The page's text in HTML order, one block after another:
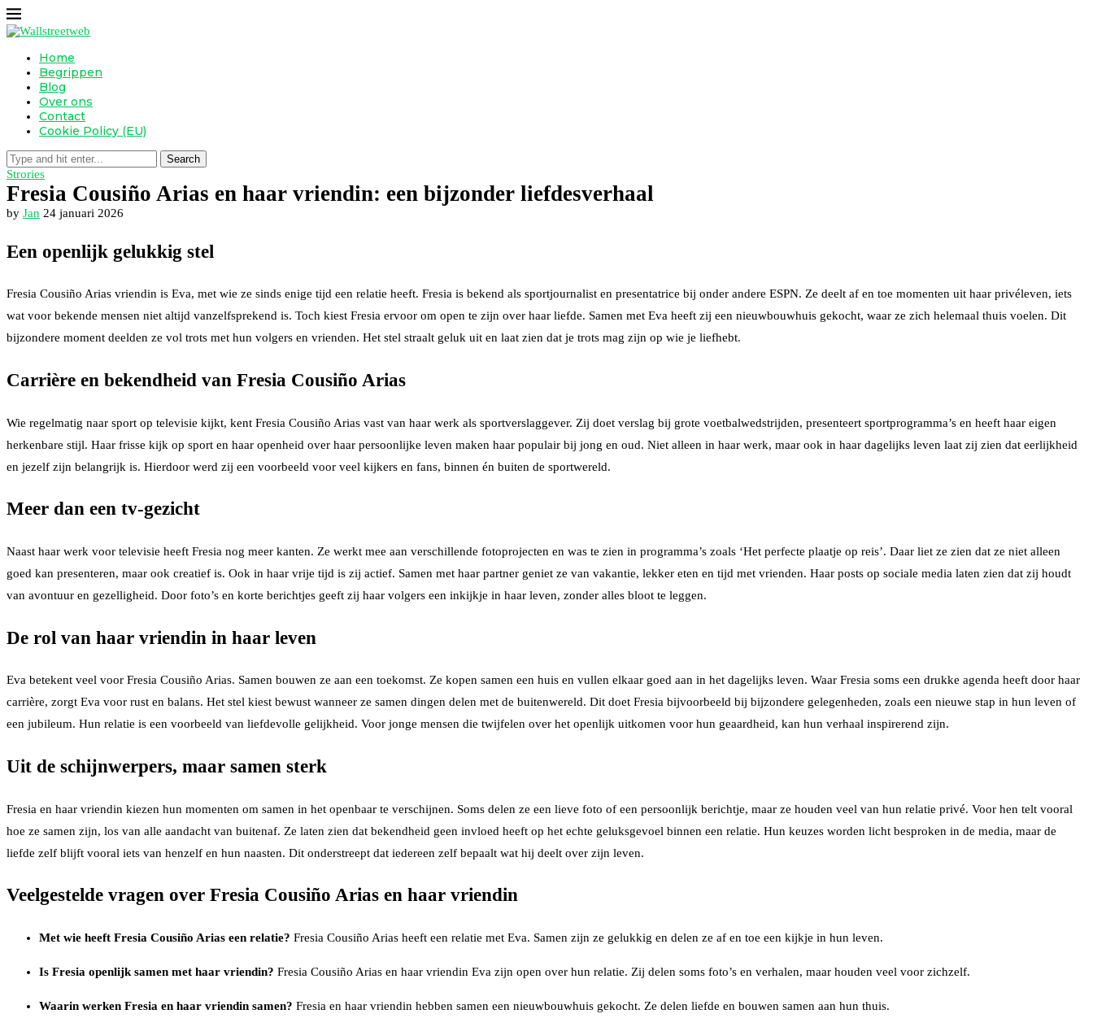
Home
Begrippen
Blog
Over ons
Contact
Cookie Policy (EU)
Search
Strories
Fresia Cousiño Arias en haar vriendin: een bijzonder liefdesverhaal
by Jan 24 januari 2026
Een openlijk gelukkig stel
Fresia Cousiño Arias vriendin is Eva, met wie ze sinds enige tijd een relatie heeft. Fresia is bekend als sportjournalist en presentatrice bij onder andere ESPN. Ze deelt af en toe momenten uit haar privéleven, iets
wat voor bekende mensen niet altijd vanzelfsprekend is. Toch kiest Fresia ervoor om open te zijn over haar liefde. Samen met Eva heeft zij een nieuwbouwhuis gekocht, waar ze zich helemaal thuis voelen. Dit
bijzondere moment deelden ze vol trots met hun volgers en vrienden. Het stel straalt geluk uit en laat zien dat je trots mag zijn op wie je liefhebt.
Carrière en bekendheid van Fresia Cousiño Arias
Wie regelmatig naar sport op televisie kijkt, kent Fresia Cousiño Arias vast van haar werk als sportverslaggever. Zij doet verslag bij grote voetbalwedstrijden, presenteert sportprogramma’s en heeft haar eigen
herkenbare stijl. Haar frisse kijk op sport en haar openheid over haar persoonlijke leven maken haar populair bij jong en oud. Niet alleen in haar werk, maar ook in haar dagelijks leven laat zij zien dat eerlijkheid
en jezelf zijn belangrijk is. Hierdoor werd zij een voorbeeld voor veel kijkers en fans, binnen én buiten de sportwereld.
Meer dan een tv-gezicht
Naast haar werk voor televisie heeft Fresia nog meer kanten. Ze werkt mee aan verschillende fotoprojecten en was te zien in programma’s zoals ‘Het perfecte plaatje op reis’. Daar liet ze zien dat ze niet alleen
goed kan presenteren, maar ook creatief is. Ook in haar vrije tijd is zij actief. Samen met haar partner geniet ze van vakantie, lekker eten en tijd met vrienden. Haar posts op sociale media laten zien dat zij houdt
van avontuur en gezelligheid. Door foto’s en korte berichtjes geeft zij haar volgers een inkijkje in haar leven, zonder alles bloot te leggen.
De rol van haar vriendin in haar leven
Eva betekent veel voor Fresia Cousiño Arias. Samen bouwen ze aan een toekomst. Ze kopen samen een huis en vullen elkaar goed aan in het dagelijks leven. Waar Fresia soms een drukke agenda heeft door haar
carrière, zorgt Eva voor rust en balans. Het stel kiest bewust wanneer ze samen dingen delen met de buitenwereld. Dit doet Fresia bijvoorbeeld bij bijzondere gelegenheden, zoals een nieuwe stap in hun leven of
een jubileum. Hun relatie is een voorbeeld van liefdevolle gelijkheid. Voor jonge mensen die twijfelen over het openlijk uitkomen voor hun geaardheid, kan hun verhaal inspirerend zijn.
Uit de schijnwerpers, maar samen sterk
Fresia en haar vriendin kiezen hun momenten om samen in het openbaar te verschijnen. Soms delen ze een lieve foto of een persoonlijk berichtje, maar ze houden veel van hun relatie privé. Voor hen telt vooral
hoe ze samen zijn, los van alle aandacht van buitenaf. Ze laten zien dat bekendheid geen invloed heeft op het echte geluksgevoel binnen een relatie. Hun keuzes worden licht besproken in de media, maar de
liefde zelf blijft vooral iets van henzelf en hun naasten. Dit onderstreept dat iedereen zelf bepaalt wat hij deelt over zijn leven.
Veelgestelde vragen over Fresia Cousiño Arias en haar vriendin
Met wie heeft Fresia Cousiño Arias een relatie? Fresia Cousiño Arias heeft een relatie met Eva. Samen zijn ze gelukkig en delen ze af en toe een kijkje in hun leven.
Is Fresia openlijk samen met haar vriendin? Fresia Cousiño Arias en haar vriendin Eva zijn open over hun relatie. Zij delen soms foto’s en verhalen, maar houden veel voor zichzelf.
Waarin werken Fresia en haar vriendin samen? Fresia en haar vriendin hebben samen een nieuwbouwhuis gekocht. Ze delen liefde en bouwen samen aan hun thuis.